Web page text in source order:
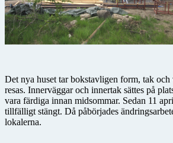
Det nya huset tar bokstavligen form, tak och
resas. Innerväggar och innertak sättes på
vara färdiga innan midsommar. Sedan 11
tillfälligt stängt. Då påbörjades
lokalerna.